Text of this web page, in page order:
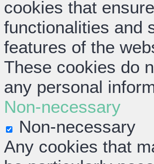
cookies that
functionalities and
features of the
These cookies do
any personal
Non-necessary
Non-necessary
Any cookies that